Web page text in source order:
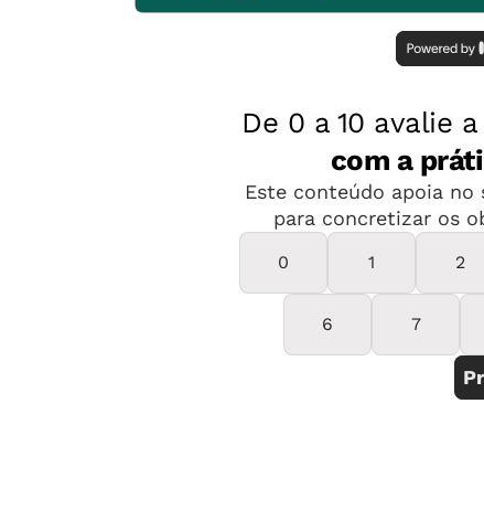
para estar com meu pai. Apoiar
vovô Zé está dodói e não vai poder
Não se trata de ver um suposto
essa coisa do copo meio cheio
ajudado é aceitar que o sofrimento
produto de uma cabeça
Situações de vida podem ser
são feitas de momentos. O
tragédia, raramente é terrível.
domingo em que a otorrino